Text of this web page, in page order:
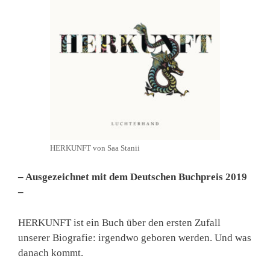
HERKUNFT von Saa Stanii
– Ausgezeichnet mit dem Deutschen Buchpreis 2019
–
HERKUNFT ist ein Buch über den ersten Zufall
unserer Biografie: irgendwo geboren werden. Und was
danach kommt.